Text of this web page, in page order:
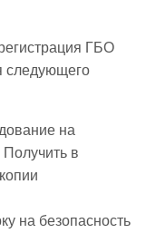
ГБО
следующего
на
в
на безопасность